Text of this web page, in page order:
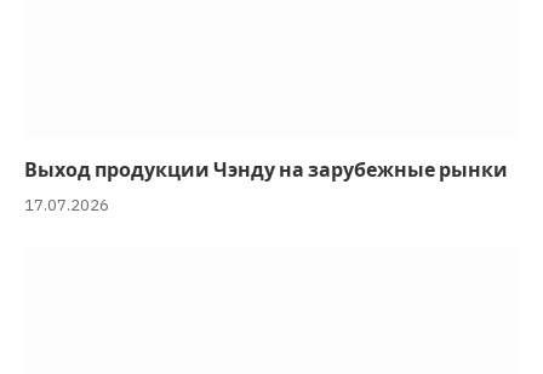
Выход продукции Чэнду на зарубежные рынки
17.07.2026